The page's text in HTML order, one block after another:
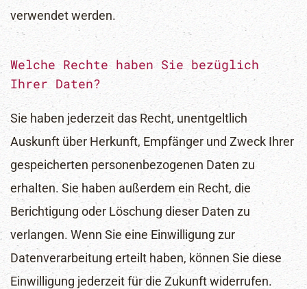
verwendet werden.
Welche Rechte haben Sie bezüglich
Ihrer Daten?
Sie haben jederzeit das Recht, unentgeltlich
Auskunft über Herkunft, Empfänger und Zweck Ihrer
gespeicherten personenbezogenen Daten zu
erhalten. Sie haben außerdem ein Recht, die
Berichtigung oder Löschung dieser Daten zu
verlangen. Wenn Sie eine Einwilligung zur
Datenverarbeitung erteilt haben, können Sie diese
Einwilligung jederzeit für die Zukunft widerrufen.